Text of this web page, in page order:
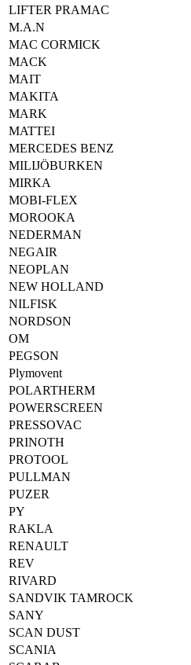
LIFTER PRAMAC
M.A.N
MAC CORMICK
MACK
MAIT
MAKITA
MARK
MATTEI
MERCEDES BENZ
MILIJÖBURKEN
MIRKA
MOBI-FLEX
MOROOKA
NEDERMAN
NEGAIR
NEOPLAN
NEW HOLLAND
NILFISK
NORDSON
OM
PEGSON
Plymovent
POLARTHERM
POWERSCREEN
PRESSOVAC
PRINOTH
PROTOOL
PULLMAN
PUZER
PY
RAKLA
RENAULT
REV
RIVARD
SANDVIK TAMROCK
SANY
SCAN DUST
SCANIA